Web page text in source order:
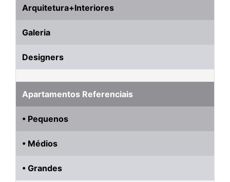
Arquitetura+Interiores
Galeria
Designers
Apartamentos Referenciais
• Pequenos
• Médios
• Grandes